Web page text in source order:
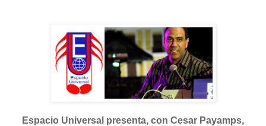
Espacio Universal presenta, con Cesar Payamps,